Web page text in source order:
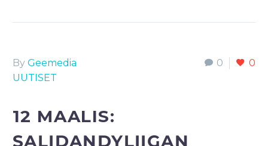
0 0
By Geemedia
UUTISET
12 MAALIS:
SALIDANDYLIIGAN